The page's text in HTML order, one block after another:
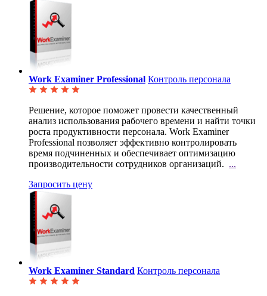
Work Examiner Professional Контроль персонала
Решение, которое поможет провести качественный
анализ использования рабочего времени и найти точки
роста продуктивности персонала. Work Examiner
Professional позволяет эффективно контролировать
время подчиненных и обеспечивает оптимизацию
производительности сотрудников организаций. ...
Запросить цену
Work Examiner Standard Контроль персонала